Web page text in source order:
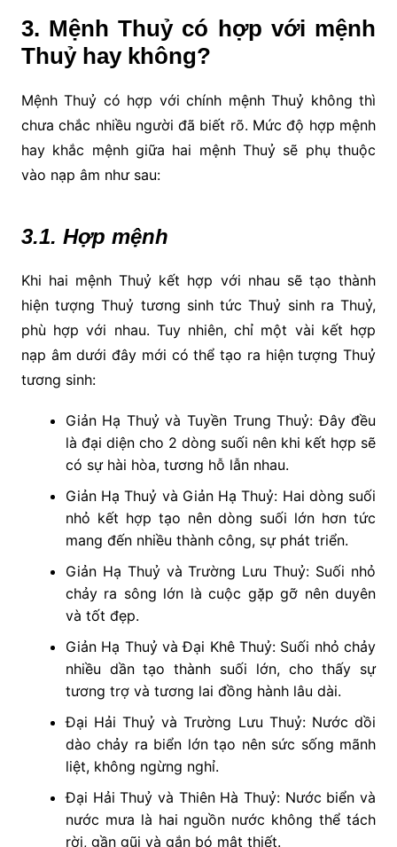
3. Mệnh Thuỷ có hợp với mệnh
Thuỷ hay không?
Mệnh Thuỷ có hợp với chính mệnh Thuỷ không thì
chưa chắc nhiều người đã biết rõ. Mức độ hợp mệnh
hay khắc mệnh giữa hai mệnh Thuỷ sẽ phụ thuộc
vào nạp âm như sau:
3.1. Hợp mệnh
Khi hai mệnh Thuỷ kết hợp với nhau sẽ tạo thành
hiện tượng Thuỷ tương sinh tức Thuỷ sinh ra Thuỷ,
phù hợp với nhau. Tuy nhiên, chỉ một vài kết hợp
nạp âm dưới đây mới có thể tạo ra hiện tượng Thuỷ
tương sinh:
Giản Hạ Thuỷ và Tuyền Trung Thuỷ: Đây đều
là đại diện cho 2 dòng suối nên khi kết hợp sẽ
có sự hài hòa, tương hỗ lẫn nhau.
Giản Hạ Thuỷ và Giản Hạ Thuỷ: Hai dòng suối
nhỏ kết hợp tạo nên dòng suối lớn hơn tức
mang đến nhiều thành công, sự phát triển.
Giản Hạ Thuỷ và Trường Lưu Thuỷ: Suối nhỏ
chảy ra sông lớn là cuộc gặp gỡ nên duyên
và tốt đẹp.
Giản Hạ Thuỷ và Đại Khê Thuỷ: Suối nhỏ chảy
nhiều dần tạo thành suối lớn, cho thấy sự
tương trợ và tương lai đồng hành lâu dài.
Đại Hải Thuỷ và Trường Lưu Thuỷ: Nước dồi
dào chảy ra biển lớn tạo nên sức sống mãnh
liệt, không ngừng nghỉ.
Đại Hải Thuỷ và Thiên Hà Thuỷ: Nước biển và
nước mưa là hai nguồn nước không thể tách
rời, gần gũi và gắn bó mật thiết.